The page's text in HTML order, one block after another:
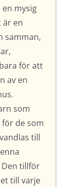
mysig
är en
samman,
för att
av en
som
de som
till
tillför
till varje